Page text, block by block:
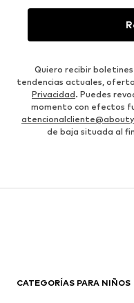
Quiero recibir
tendencias actuales,
Privacidad. Puedes
momento con efectos
de baja situada al
CATEGORÍAS PARA NIÑOS